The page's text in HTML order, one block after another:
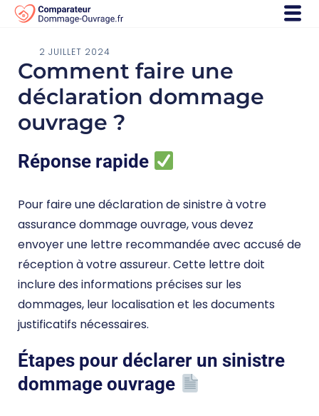
2 JUILLET 2024
Comment faire une
déclaration dommage
ouvrage ?
Réponse rapide
Pour faire une déclaration de sinistre à votre
assurance dommage ouvrage, vous devez
envoyer une lettre recommandée avec accusé de
réception à votre assureur. Cette lettre doit
inclure des informations précises sur les
dommages, leur localisation et les documents
justificatifs nécessaires.
Étapes pour déclarer un sinistre
dommage ouvrage